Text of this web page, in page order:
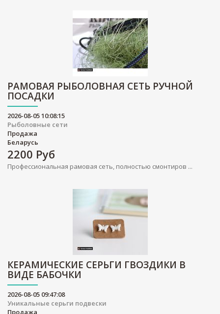
РАМОВАЯ РЫБОЛОВНАЯ СЕТЬ РУЧНОЙ
ПОСАДКИ
2026-08-05 10:08:15
Рыболовные сети
Продажа
Беларусь
2200 Руб
Профессиональная рамовая сеть, полностью смонтиров ...
КЕРАМИЧЕСКИЕ СЕРЬГИ ГВОЗДИКИ В
ВИДЕ БАБОЧКИ
2026-08-05 09:47:08
Уникальные серьги подвески
Продажа